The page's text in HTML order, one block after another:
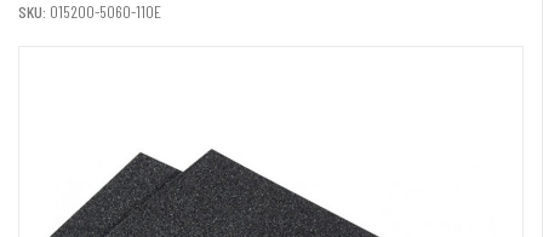
SKU: 015200-5060-110E